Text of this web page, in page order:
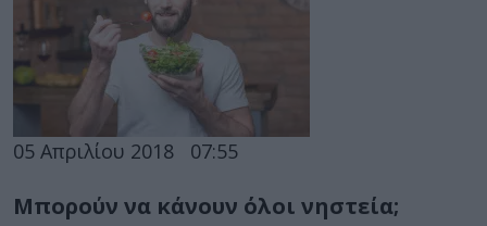
05 Απριλίου 2018 07:55
Μπορούν να κάνουν όλοι νηστεία;